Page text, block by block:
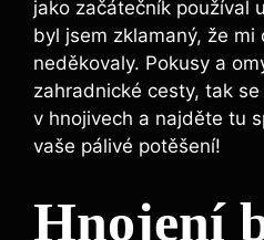
jako začátečník používal
byl jsem zklamaný, že
neděkovaly. Pokusy⁢ a
zahradnické cesty,​ tak
v​ hnojivech⁣ a⁣ najděte​ tu
⁣vaše pálivé⁣ potěšení!
Hnojení